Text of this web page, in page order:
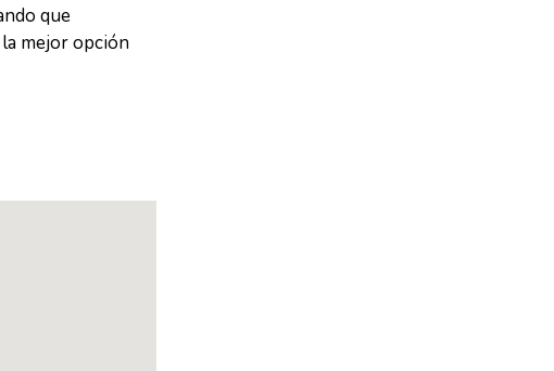
que
mejor opción